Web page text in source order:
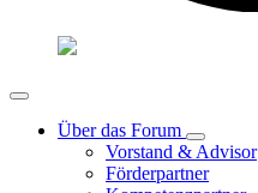
Über das Forum
Vorstand & Advisor
Förderpartner